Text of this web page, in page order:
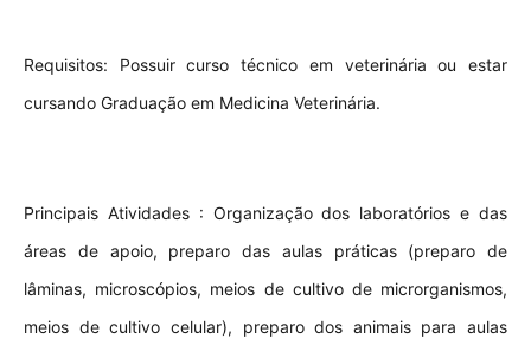
Requisitos: Possuir curso técnico em veterinária ou estar
cursando Graduação em Medicina Veterinária.
Principais Atividades : Organização dos laboratórios e das
áreas de apoio, preparo das aulas práticas (preparo de
lâminas, microscópios, meios de cultivo de microrganismos,
meios de cultivo celular), preparo dos animais para aulas